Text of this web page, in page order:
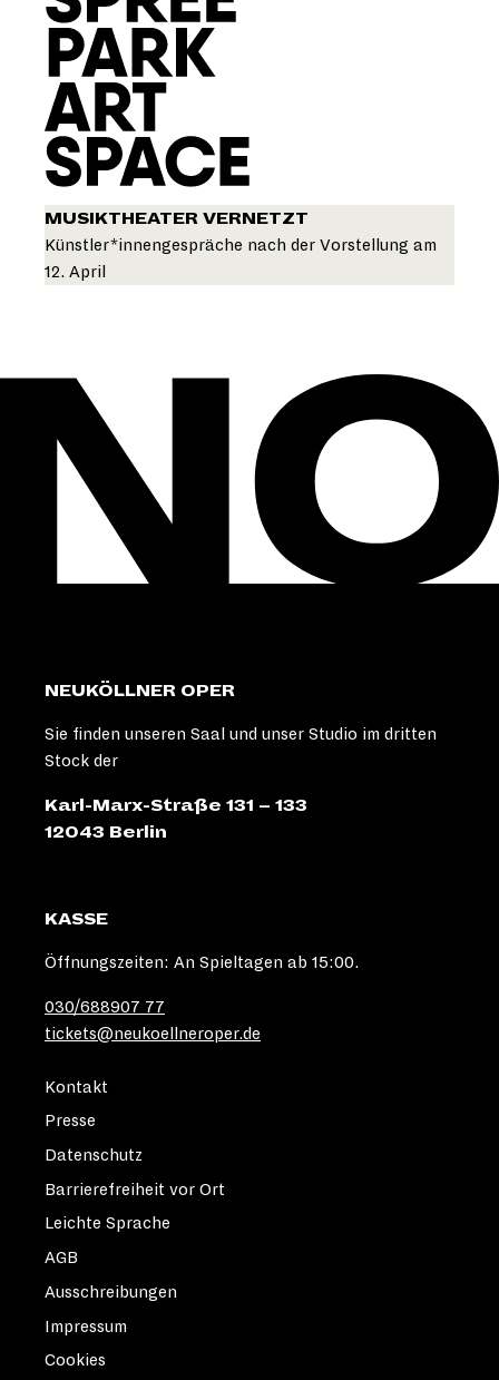
MUSIKTHEATER VERNETZT
Künstler*innengespräche nach der Vorstellung am
12. April
NEUKÖLLNER OPER
Sie finden unseren Saal und unser Studio im dritten
Stock der
Karl-Marx-Straße 131 – 133
12043 Berlin
KASSE
Öffnungszeiten: An Spieltagen ab 15:00.
030/688907 77
tickets@neukoellneroper.de
Kontakt
Presse
Datenschutz
Barrierefreiheit vor Ort
Leichte Sprache
AGB
Ausschreibungen
Impressum
Cookies